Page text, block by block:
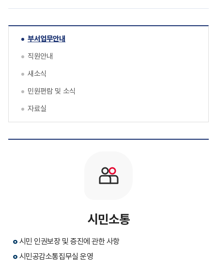
부서업무안내
직원안내
새소식
민원편람 및 소식
자료실
시민소통
시민 인권보장 및 증진에 관한 사항
시민공감소통집무실 운영